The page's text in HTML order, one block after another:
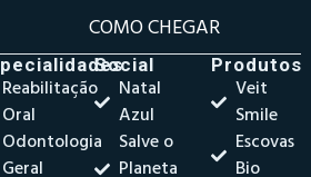
COMO CHEGAR
Reabilitação
Oral
Odontologia
Geral
Social
Natal
Azul
Salve o
Planeta
Produtos
Veit
Smile
Escovas
Bio